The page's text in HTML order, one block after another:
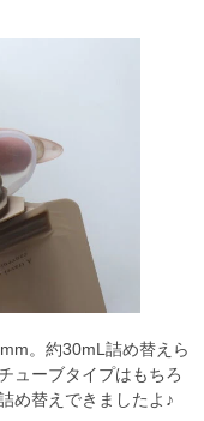
。約30mL詰め替えら
ューブタイプはもちろ
め替えできましたよ♪